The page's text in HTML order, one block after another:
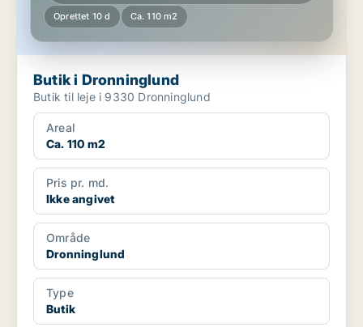
Oprettet 10 d Ca. 110 m2
Butik i Dronninglund
Butik til leje i 9330 Dronninglund
Areal
Ca. 110 m2
Pris pr. md.
Ikke angivet
Område
Dronninglund
Type
Butik